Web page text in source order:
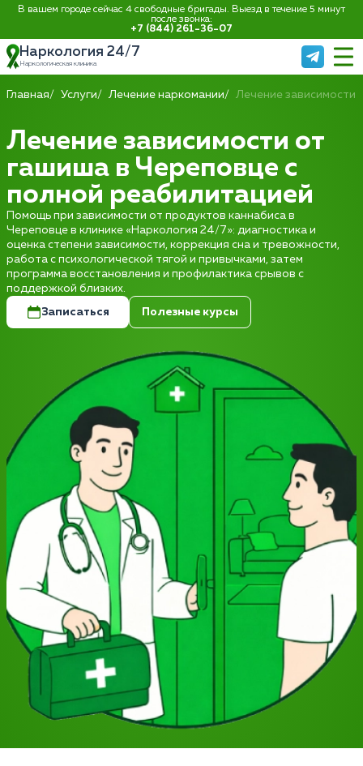
В вашем городе сейчас 4 свободные бригады. Выезд в течение 5 минут
после звонка:
+7 (844) 261-36-07
Наркология 24/7
Наркологическая клиника
Главная Услуги Лечение наркомании Лечение зависимости
Лечение зависимости от
гашиша в Череповце с
полной реабилитацией
Помощь при зависимости от продуктов каннабиса в
Череповце в клинике «Наркология 24/7»: диагностика и
оценка степени зависимости, коррекция сна и тревожности,
работа с психологической тягой и привычками, затем
программа восстановления и профилактика срывов с
поддержкой близких.
Записаться Полезные курсы